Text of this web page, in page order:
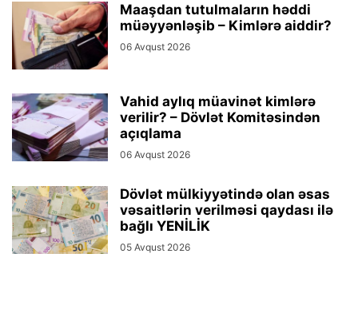
Maaşdan tutulmaların həddi
müəyyənləşib – Kimlərə aiddir?
06 Avqust 2026
Vahid aylıq müavinət kimlərə
verilir? – Dövlət Komitəsindən
açıqlama
06 Avqust 2026
Dövlət mülkiyyətində olan əsas
vəsaitlərin verilməsi qaydası ilə
bağlı YENİLİK
05 Avqust 2026